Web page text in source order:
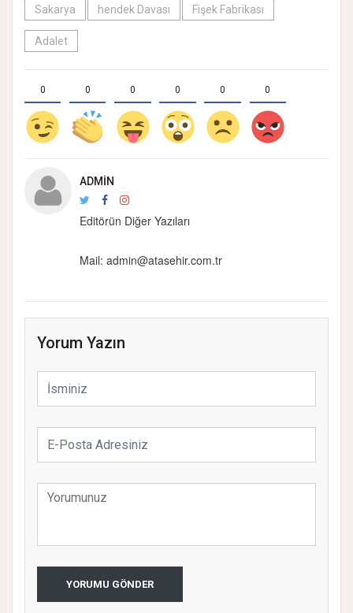
Sakarya
hendek Davası Fişek Fabrikası
Adalet
0 0 0 0 0 0
ADMIN
Editörün Diğer Yazıları
Mail: admin@atasehir.com.tr
Yorum Yazın
YORUMU GÖNDER